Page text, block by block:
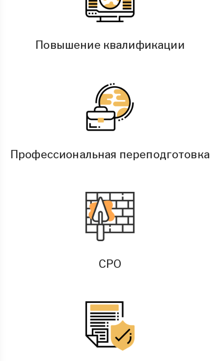
Повышение квалификации
Профессиональная переподготовка
СРО